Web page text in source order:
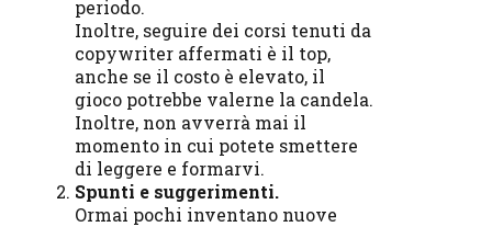
periodo.
Inoltre, seguire dei corsi tenuti da
copywriter affermati è il top,
anche se il costo è elevato, il
gioco potrebbe valerne la candela.
Inoltre, non avverrà mai il
momento in cui potete smettere
di leggere e formarvi.
Spunti e suggerimenti.
Ormai pochi inventano nuove